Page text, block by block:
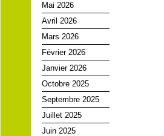
Mai 2026
Avril 2026
Mars 2026
Février 2026
Janvier 2026
Octobre 2025
Septembre 2025
Juillet 2025
Juin 2025